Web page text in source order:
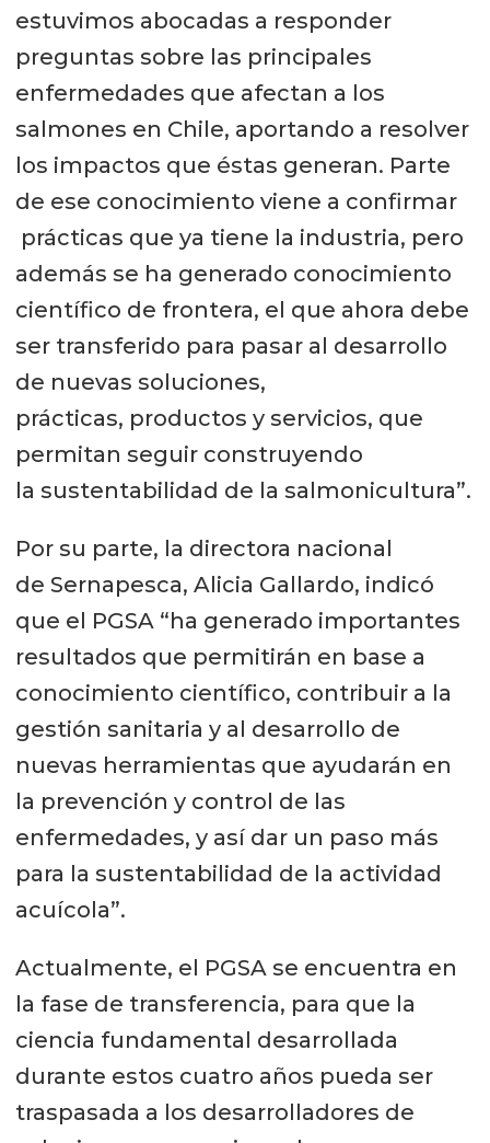
estuvimos abocadas a responder
preguntas sobre las principales
enfermedades que afectan a los
salmones en Chile, aportando a resolver
los impactos que éstas generan. Parte
de ese conocimiento viene a confirmar
prácticas que ya tiene la industria, pero
además se ha generado conocimiento
científico de frontera, el que ahora debe
ser transferido para pasar al desarrollo
de nuevas soluciones,
prácticas, productos y servicios, que
permitan seguir construyendo
la sustentabilidad de la salmonicultura”.
Por su parte, la directora nacional
de Sernapesca, Alicia Gallardo, indicó
que el PGSA “ha generado importantes
resultados que permitirán en base a
conocimiento científico, contribuir a la
gestión sanitaria y al desarrollo de
nuevas herramientas que ayudarán en
la prevención y control de las
enfermedades, y así dar un paso más
para la sustentabilidad de la actividad
acuícola”.
Actualmente, el PGSA se encuentra en
la fase de transferencia, para que la
ciencia fundamental desarrollada
durante estos cuatro años pueda ser
traspasada a los desarrolladores de